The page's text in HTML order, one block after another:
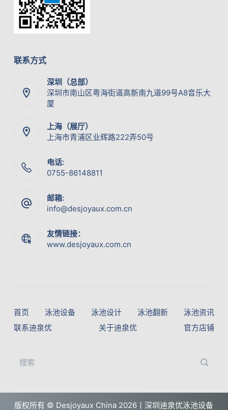
联系方式
深圳（总部）
深圳市南山区粤海街道高新南九道99号A8音乐大
厦
上海（展厅）
上海市青浦区业辉路222弄50号
电话:
0755-86148811
邮箱:
info@desjoyaux.com.cn
友情链接：
www.desjoyaux.com.cn
首页 泳池设备 泳池设计 泳池翻新
泳池资讯
联系迪泉优
关于迪泉优 官方店铺
版权所有 © Desjoyaux China 2026丨深圳迪泉优泳池设备